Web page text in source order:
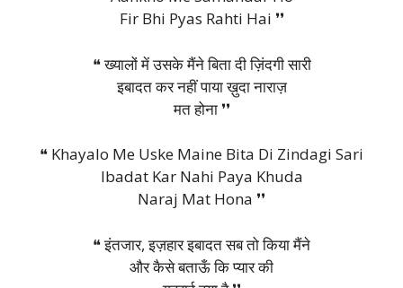
Fir Bhi Pyas Rahti Hai ❜❜
❝ ​ख्यालों में ​उसके मैंने बिता दी ज़िंदगी सारी
​​इबादत कर नहीं पाया ख़ुदा नाराज़
मत होना​ ❜❜
❝ Khayalo Me Uske Maine Bita Di Zindagi Sari
Ibadat Kar Nahi Paya Khuda
Naraj Mat Hona ❜❜
❝ इंतजार, इज़हार इबादत सब तो किया मैंने
और कैसे बताऊँ कि प्यार की